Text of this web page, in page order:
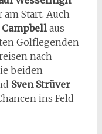
am Start. Auch
aus
Golflegenden
nach
beiden
Sven Strüver
ins Feld